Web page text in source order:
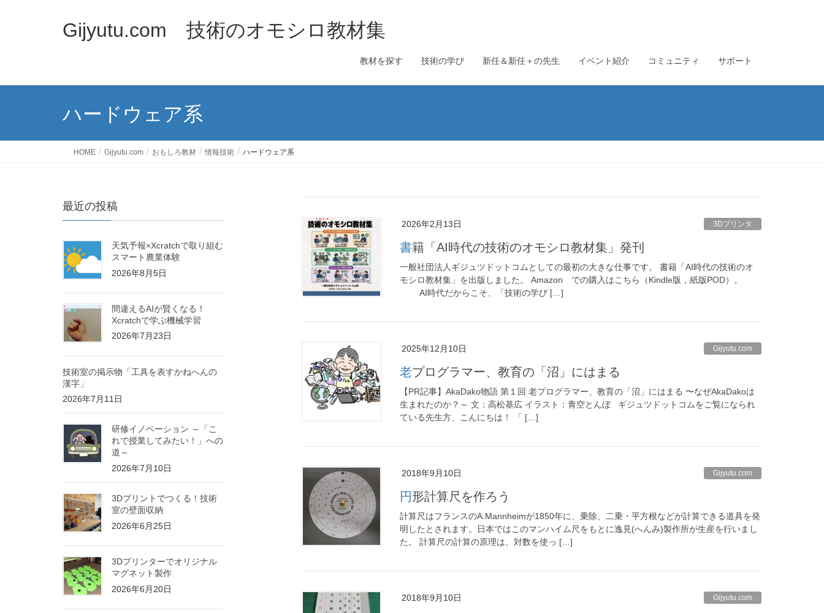
Gijyutu.com 技術のオモシロ教材集
教材を探す 技術の学び 新任＆新任＋の先生 イベント紹介 コミュニティ サポート
ハードウェア系
HOME Gijyutu.com おもしろ教材 情報技術 ハードウェア系
2026年2月13日 3Dプリンタ
書籍「AI時代の技術のオモシロ教材集」発刊
一般社団法人ギジュツドットコムとしての最初の大きな仕事です。 書籍「AI時代の技術のオ
モシロ教材集」を出版しました。 Amazon での購入はこちら（Kindle版，紙版POD）。
AI時代だからこそ、「技術の学び […]
2025年12月10日 Gijyutu.com
老プログラマー、教育の「沼」にはまる
【PR記事】AkaDako物語 第１回 老プログラマー、教育の「沼」にはまる 〜なぜAkaDakoは
生まれたのか？～ 文：高松基広 イラスト：青空とんぼ ギジュツドットコムをご覧になられ
ている先生方、こんにちは！ 「 […]
2018年9月10日 Gijyutu.com
円形計算尺を作ろう
計算尺はフランスのA.Mannheimが1850年に、乗除、二乗・平方根などが計算できる道具を発
明したとされます。日本ではこのマンハイム尺をもとに逸見(へんみ)製作所が生産を行いまし
た。 計算尺の計算の原理は、対数を使っ […]
2018年9月10日 Gijyutu.com
最近の投稿
天気予報×Xcratchで取り組む
スマート農業体験
2026年8月5日
間違えるAIが賢くなる！
Xcratchで学ぶ機械学習
2026年7月23日
技術室の掲示物「工具を表すかねへんの
漢字」
2026年7月11日
研修イノベーション ～「こ
れで授業してみたい！」への
道～
2026年7月10日
3Dプリントでつくる！技術
室の壁面収納
2026年6月25日
3Dプリンターでオリジナル
マグネット製作
2026年6月20日